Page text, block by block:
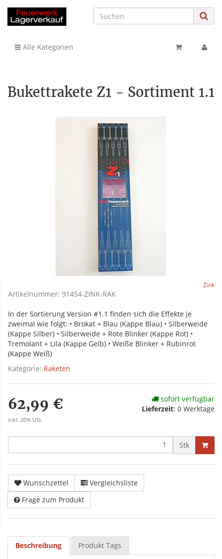
Alle Kategorien
Bukettrakete Z1 - Sortiment 1.1
Zink
Artikelnummer: 91454-ZINK-RAK
In der Sortierung Version #1.1 finden sich die Effekte je
zweimal wie folgt: • Brokat + Blau (Kappe Blau) • Silberweide
(Kappe Silber) • Silberweide + Rote Blinker (Kappe Rot) •
Tremolant + Lila (Kappe Gelb) • Weiße Blinker + Rubinrot
(Kappe Weiß)
Kategorie: Raketen
62,99 €
inkl. 20% USt.
sofort verfügbar
Lieferzeit: 0 Werktage
Stk
Wunschzettel
Vergleichsliste
Frage zum Produkt
Beschreibung Produkt Tags